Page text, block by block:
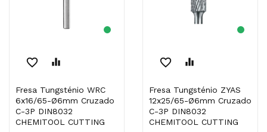
favorite_border equalizer
Fresa Tungsténio WRC
6x16/65-Ø6mm Cruzado
C-3P DIN8032
CHEMITOOL CUTTING
favorite_border equalizer
Fresa Tungsténio ZYAS
12x25/65-Ø6mm Cruzado
C-3P DIN8032
CHEMITOOL CUTTING